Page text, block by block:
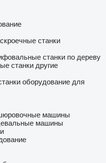
станки
станки по дереву
станки другие
оборудование для
машины
машины